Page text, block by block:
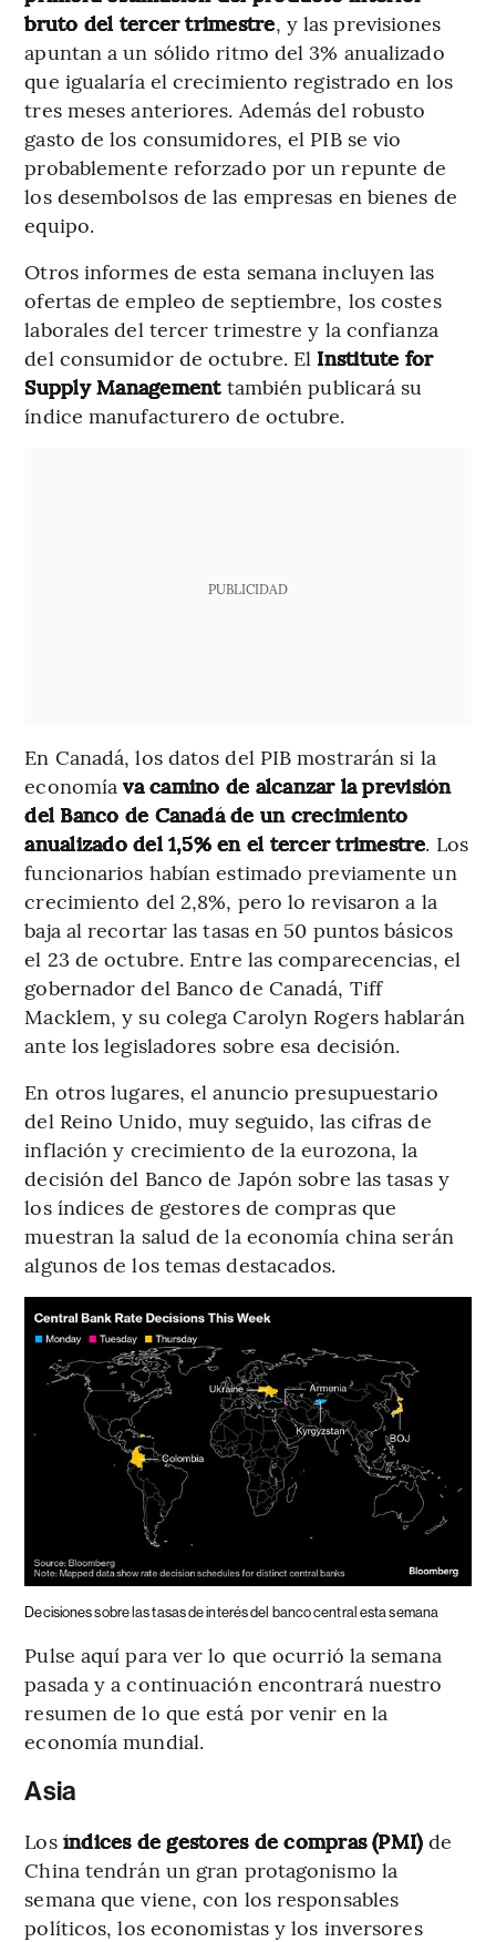
bruto del tercer trimestre, y las previsiones
apuntan a un sólido ritmo del 3% anualizado
que igualaría el crecimiento registrado en los
tres meses anteriores. Además del robusto
gasto de los consumidores, el PIB se vio
probablemente reforzado por un repunte de
los desembolsos de las empresas en bienes de
equipo.
Otros informes de esta semana incluyen las
ofertas de empleo de septiembre, los costes
laborales del tercer trimestre y la confianza
del consumidor de octubre. El Institute for
Supply Managementtambién publicará su
índice manufacturero de octubre.
PUBLICIDAD
En Canadá, los datos del PIB mostrarán si la
economía va camino de alcanzar la previsión
del Banco de Canadá de un crecimiento
anualizado del 1,5% en el tercer trimestre. Los
funcionarios habían estimado previamente un
crecimiento del 2,8%, pero lo revisaron a la
baja al recortar las tasas en 50 puntos básicos
el 23 de octubre. Entre las comparecencias, el
gobernador del Banco de Canadá, Tiff
Macklem, y su colega Carolyn Rogers hablarán
ante los legisladores sobre esa decisión.
En otros lugares, el anuncio presupuestario
del Reino Unido, muy seguido, las cifras de
inflación y crecimiento de la eurozona, la
decisión del Banco de Japón sobre las tasas y
los índices de gestores de compras que
muestran la salud de la economía china serán
algunos de los temas destacados.
Decisiones sobre las tasas de interés del banco central esta semana
Pulse aquí para ver lo que ocurrió la semana
pasada y a continuación encontrará nuestro
resumen de lo que está por venir en la
economía mundial.
Asia
Los índices de gestores de compras (PMI) de
China tendrán un gran protagonismo la
semana que viene, con los responsables
políticos, los economistas y los inversores